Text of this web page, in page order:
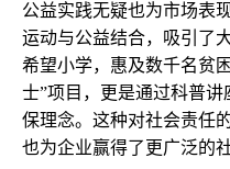
公益实践无疑也为市场表
运动与公益结合，吸引了
希望小学，惠及数千名贫
士”项目，更是通过科普
保理念。这种对社会责任
也为企业赢得了更广泛的